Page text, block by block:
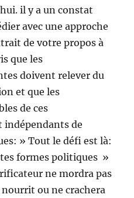
il y a un constat
avec une approche
de votre propos à
que les
doivent relever du
et que les
de ces
indépendants de
» Tout le défi est là:
formes politiques »
ne mordra pas
ou ne crachera